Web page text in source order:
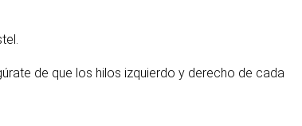
.
de que los hilos izquierdo y derecho de cada